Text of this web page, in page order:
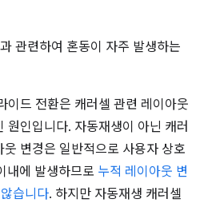
관련하여 혼동이 자주 발생하는
이드 전환은 캐러셀 관련 레이아웃
원인입니다. 자동재생이 아닌 캐러
변경은 일반적으로 사용자 상호
내에 발생하므로 누적 레이아웃 변
습니다. 하지만 자동재생 캐러셀